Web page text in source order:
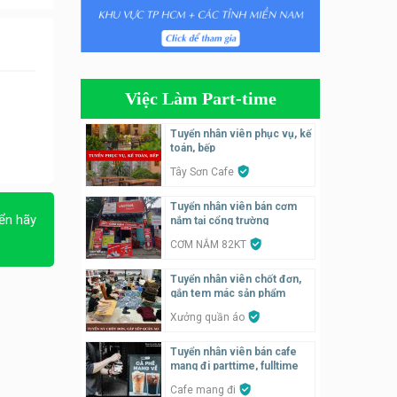
hãy
Tuyển nhân viên bán hàng,
giữ xe parttime – Kibo Kid
video parttime
Công ty
phục vụ bàn
Tuyển nhân viên phụ quán ăn
– hỗ trợ ăn ở
Quán bánh đa cua
Tuyển nhân viên bán hàng
parttime
GÀ GÔ FASTFOOD
Việc Làm Part-time
Tuyển nhân viên phục vụ, kế
toán, bếp
Tây Sơn Cafe
Tuyển nhân viên bán cơm
nắm tại cổng trường
CƠM NẮM 82KT
Tuyển nhân viên chốt đơn,
gắn tem mác sản phẩm
Xưởng quần áo
Tuyển nhân viên bán cafe
mang đi parttime, fulltime
Cafe mang đi